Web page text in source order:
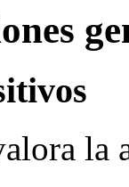
la